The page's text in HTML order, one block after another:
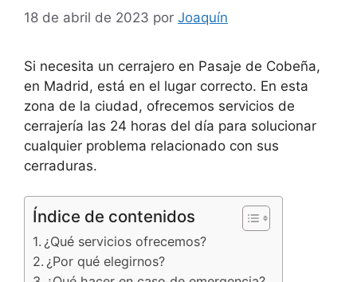
18 de abril de 2023 por Joaquín
Si necesita un cerrajero en Pasaje de Cobeña,
en Madrid, está en el lugar correcto. En esta
zona de la ciudad, ofrecemos servicios de
cerrajería las 24 horas del día para solucionar
cualquier problema relacionado con sus
cerraduras.
Índice de contenidos
¿Qué servicios ofrecemos?
¿Por qué elegirnos?